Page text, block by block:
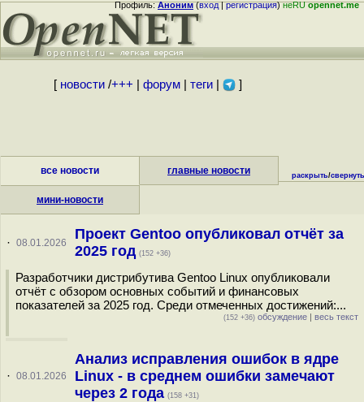
Профиль:Аноним(вход|регистрация)неRUopennet.me
[ новости/+++ форум| теги| ]
все новости главные новости
мини-новости
раскрыть/свернуть
· 08.01.2026
Проект Gentoo опубликовал отчёт за
2025 год (152 +36)
Разработчики дистрибутива Gentoo Linux опубликовали
отчёт с обзором основных событий и финансовых
показателей за 2025 год. Среди отмеченных достижений:...
(152 +36) обсуждение | весь текст
· 08.01.2026
Анализ исправления ошибок в ядре
Linux - в среднем ошибки замечают
через 2 года (158 +31)